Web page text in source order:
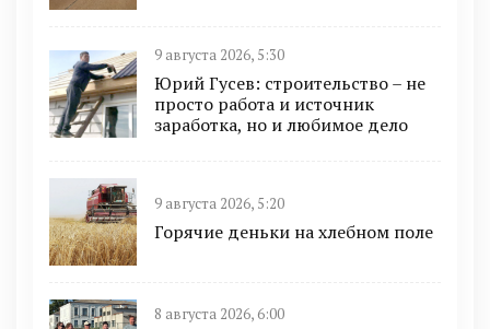
9 августа 2026, 5:30
Юрий Гусев: строительство – не
просто работа и источник
заработка, но и любимое дело
9 августа 2026, 5:20
Горячие деньки на хлебном поле
8 августа 2026, 6:00